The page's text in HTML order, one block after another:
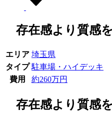
存在感より質感
エリア 埼玉県
タイプ 駐車場・ハイデッキ
費用
約260万円
存在感より質感